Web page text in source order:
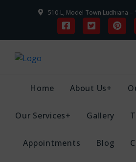
510-L, Model Town Ludhiana –
Home About Us+
Our Services+ Gallery
Appointments Blog